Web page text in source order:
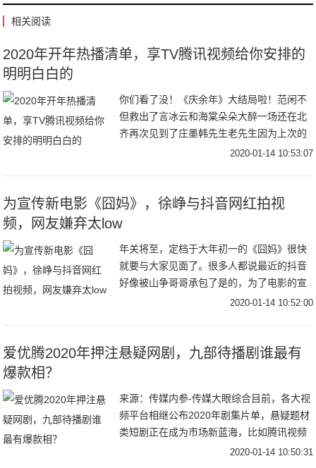
相关阅读
2020年开年热播清单，享TV腾讯视频给你安排的
明明白白的
你们看了没！《庆余年》大结局啦！范闲不
但救出了言冰云和海棠朵朵大醉一场还在北
齐再次见到了庄墨韩先生老先生因为上次的
陷害耿耿于怀正在为范闲的诗集作释而上杉
2020-01-14 10:53:07
为宣传新电影《囧妈》，徐峥与抖音网红拍视
频，网友嫌弃太low
年关将至，定档于大年初一的《囧妈》很快
就要与大家见面了。很多人都说最近的抖音
好像被山争哥哥承包了是的，为了电影的宣
传，徐峥都到抖音营业了，和很多抖音头部
2020-01-14 10:52:00
爱优腾2020年押注悬疑网剧，九部待播剧谁最有
爆款相？
来源：传媒内参-传媒大眼综合目前，各大视
频平台相继公布2020年剧集片单，悬疑题材
类短剧正在成为市场新蓝海，比如腾讯视频
V视界大会公布了一部体量较小、仅16集的
2020-01-14 10:50:31